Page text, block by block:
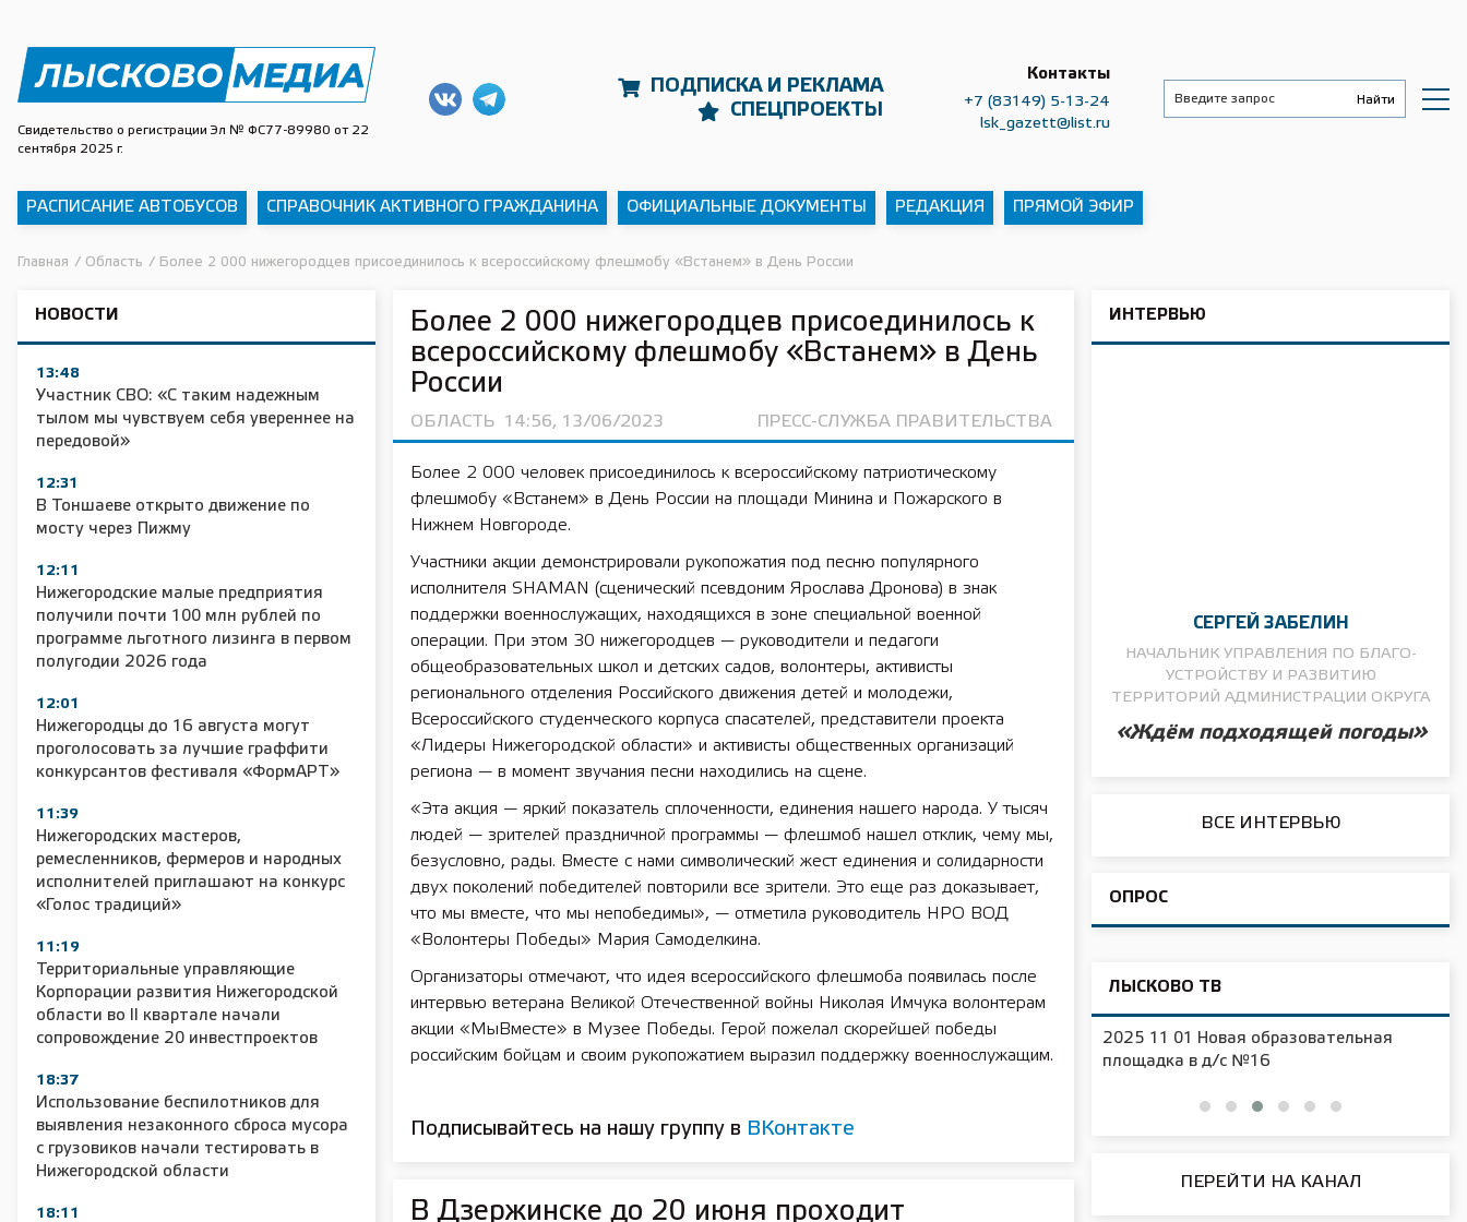
Свидетельство о регистрации Эл № ФС77-89980 от 22
сентября 2025 г.
ПОДПИСКА И РЕКЛАМА
СПЕЦПРОЕКТЫ
Контакты
+7 (83149) 5-13-24
lsk_gazett@list.ru
РАСПИСАНИЕ АВТОБУСОВ СПРАВОЧНИК АКТИВНОГО ГРАЖДАНИНА ОФИЦИАЛЬНЫЕ ДОКУМЕНТЫ РЕДАКЦИЯ ПРЯМОЙ ЭФИР
Главная / Область / Более 2 000 нижегородцев присоединилось к всероссийскому флешмобу «Встанем» в День России
НОВОСТИ
13:48
Участник СВО: «С таким надежным
тылом мы чувствуем себя увереннее на
передовой»
12:31
В Тоншаеве открыто движение по
мосту через Пижму
12:11
Нижегородские малые предприятия
получили почти 100 млн рублей по
программе льготного лизинга в первом
полугодии 2026 года
12:01
Нижегородцы до 16 августа могут
проголосовать за лучшие граффити
конкурсантов фестиваля «ФормАРТ»
11:39
Нижегородских мастеров,
ремесленников, фермеров и народных
исполнителей приглашают на конкурс
«Голос традиций»
11:19
Территориальные управляющие
Корпорации развития Нижегородской
области во II квартале начали
сопровождение 20 инвестпроектов
18:37
Использование беспилотников для
выявления незаконного сброса мусора
с грузовиков начали тестировать в
Нижегородской области
18:11
Более 2 000 нижегородцев присоединилось к
всероссийскому флешмобу «Встанем» в День
России
ОБЛАСТЬ 14:56, 13/06/2023 ПРЕСС-СЛУЖБА ПРАВИТЕЛЬСТВА
Более 2 000 человек присоединилось к всероссийскому патриотическому
флешмобу «Встанем» в День России на площади Минина и Пожарского в
Нижнем Новгороде.
Участники акции демонстрировали рукопожатия под песню популярного
исполнителя SHAMAN (сценический псевдоним Ярослава Дронова) в знак
поддержки военнослужащих, находящихся в зоне специальной военной
операции. При этом 30 нижегородцев — руководители и педагоги
общеобразовательных школ и детских садов, волонтеры, активисты
регионального отделения Российского движения детей и молодежи,
Всероссийского студенческого корпуса спасателей, представители проекта
«Лидеры Нижегородской области» и активисты общественных организаций
региона — в момент звучания песни находились на сцене.
«Эта акция — яркий показатель сплоченности, единения нашего народа. У тысяч
людей — зрителей праздничной программы — флешмоб нашел отклик, чему мы,
безусловно, рады. Вместе с нами символический жест единения и солидарности
двух поколений победителей повторили все зрители. Это еще раз доказывает,
что мы вместе, что мы непобедимы», — отметила руководитель НРО ВОД
«Волонтеры Победы» Мария Самоделкина.
Организаторы отмечают, что идея всероссийского флешмоба появилась после
интервью ветерана Великой Отечественной войны Николая Имчука волонтерам
акции «МыВместе» в Музее Победы. Герой пожелал скорейшей победы
российским бойцам и своим рукопожатием выразил поддержку военнослужащим.
Подписывайтесь на нашу группу в ВКонтакте
В Дзержинске до 20 июня проходит
ИНТЕРВЬЮ
СЕРГЕЙ ЗАБЕЛИН
НАЧАЛЬНИК УПРАВЛЕНИЯ ПО БЛАГО­
УСТРОЙСТВУ И РАЗВИТИЮ
ТЕРРИТОРИЙ АДМИНИСТРАЦИИ ОКРУГА
«Ждём подходящей погоды»
ВСЕ ИНТЕРВЬЮ
ОПРОС
ЛЫСКОВО ТВ
11 01 Сельское хозяйство 2025 2025 11 01 55 лет СОШ №2
2025 11 01 Земли
сельскохозяйственного назначения
2025 11 01 Новая образовательная
площадка в д/с №16
ПЕРЕЙТИ НА КАНАЛ